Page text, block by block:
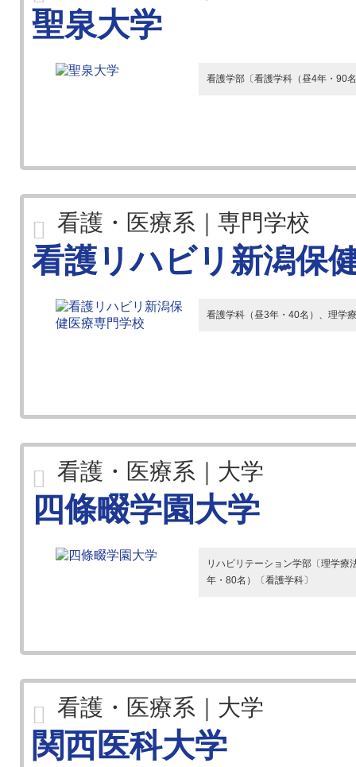
聖泉大学
看護学部〔看護学科（昼4年・90
看護・医療系｜専門学校
看護リハビリ新潟保
看護学科（昼3年・40名）、理学
看護・医療系｜大学
四條畷学園大学
リハビリテーション学部〔理学
年・80名）〔看護学科〕
看護・医療系｜大学
関西医科大学